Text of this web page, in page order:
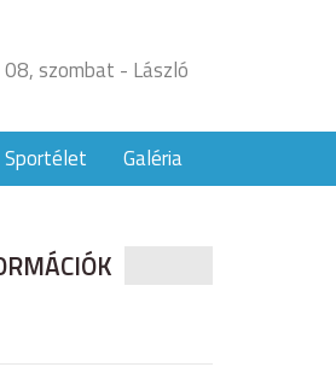
szombat - László
Sportélet Galéria